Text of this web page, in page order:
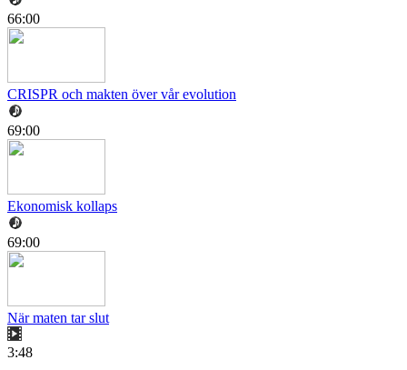
66:00
CRISPR och makten över vår evolution
69:00
Ekonomisk kollaps
69:00
När maten tar slut
3:48